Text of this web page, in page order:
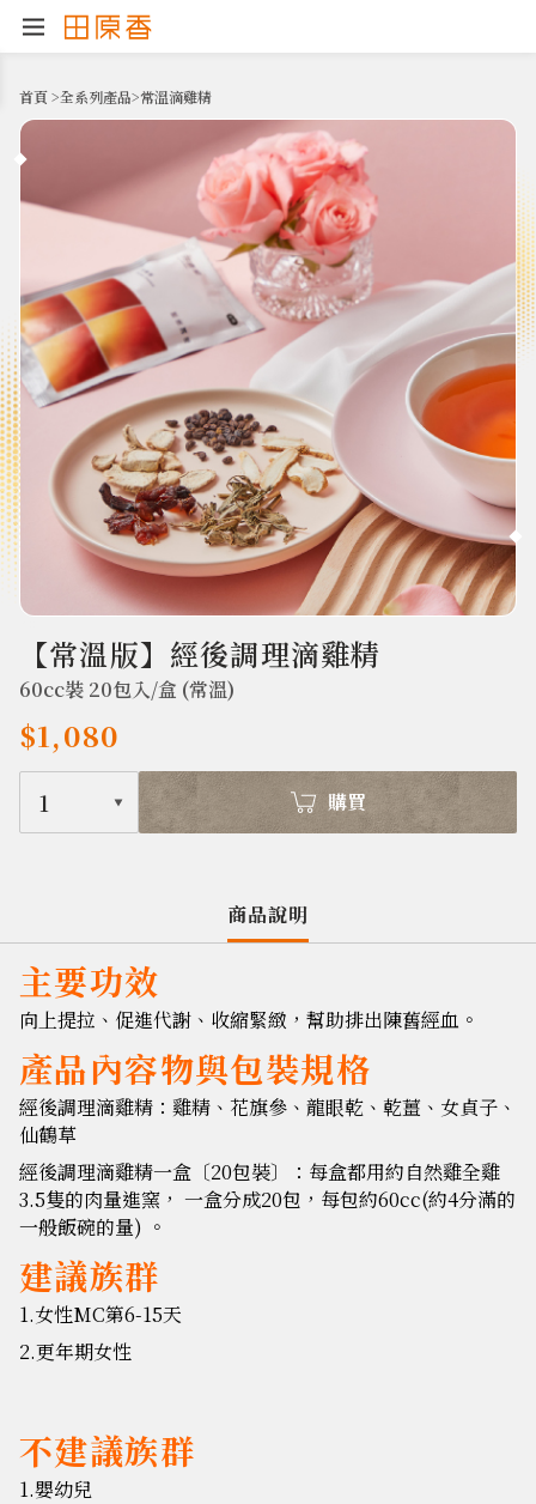
首頁>全系列產品>常溫滴雞精
【常溫版】經後調理滴雞精
60cc裝 20包入/盒 (常溫)
$1,080
1 購買
商品說明
主要功效
向上提拉、促進代謝、收縮緊緻，幫助排出陳舊經血 。
產品內容物與包裝規格
經後調理滴雞精：雞精、花旗參、龍眼乾、乾薑、女貞子、
仙鶴草
經後調理滴雞精一盒〔20包裝〕：每盒都用約自然雞全雞
3.5隻的肉量進窯， 一盒分成20包，每包約60cc(約4分滿的
一般飯碗的量) 。
建議族群
1.女性MC第6-15天
2.更年期女性
不建議族群
1.嬰幼兒